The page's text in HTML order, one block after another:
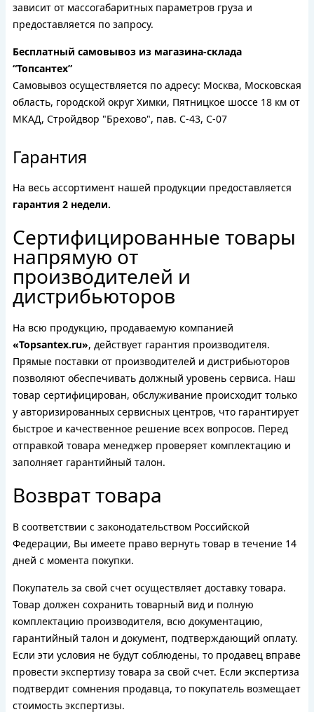
зависит от массогабаритных параметров груза и
предоставляется по запросу.
Бесплатный самовывоз из магазина-склада
“Топсантех”
Самовывоз осуществляется по адресу: Москва, Московская
область, городской округ Химки, Пятницкое шоссе 18 км от
МКАД, Стройдвор "Брехово", пав. С-43, С-07
Гарантия
На весь ассортимент нашей продукции предоставляется
гарантия 2 недели.
Сертифицированные товары
напрямую от
производителей и
дистрибьюторов
На всю продукцию, продаваемую компанией
«Topsantex.ru», действует гарантия производителя.
Прямые поставки от производителей и дистрибьюторов
позволяют обеспечивать должный уровень сервиса. Наш
товар сертифицирован, обслуживание происходит только
у авторизированных сервисных центров, что гарантирует
быстрое и качественное решение всех вопросов. Перед
отправкой товара менеджер проверяет комплектацию и
заполняет гарантийный талон.
Возврат товара
В соответствии с законодательством Российской
Федерации, Вы имеете право вернуть товар в течение 14
дней с момента покупки.
Покупатель за свой счет осуществляет доставку товара.
Товар должен сохранить товарный вид и полную
комплектацию производителя, всю документацию,
гарантийный талон и документ, подтверждающий оплату.
Если эти условия не будут соблюдены, то продавец вправе
провести экспертизу товара за свой счет. Если экспертиза
подтвердит сомнения продавца, то покупатель возмещает
стоимость экспертизы.